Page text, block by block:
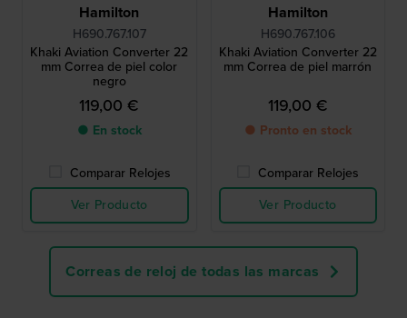
Hamilton
H690.767.107
Khaki Aviation Converter 22
mm Correa de piel color
negro
119,00 €
● En stock
Comparar Relojes
Ver Producto
Hamilton
H690.767.106
Khaki Aviation Converter 22
mm Correa de piel marrón
119,00 €
● Pronto en stock
Comparar Relojes
Ver Producto
Correas de reloj de todas las marcas